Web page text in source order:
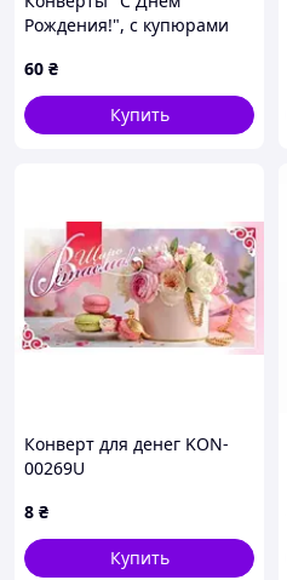
Рождения!", с купюрами
10шт\уп SB67
60 ₴
Купить
Конверт для денег KON-
00269U
8 ₴
Купить